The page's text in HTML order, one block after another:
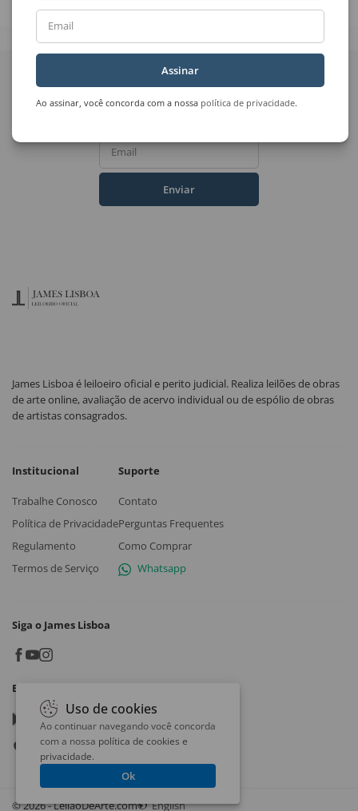
Email
Assinar
Ao assinar, você concorda com a nossa política de privacidade.
Quer receber novidades
do Leilão de Arte?
Email
Enviar
James Lisboa é leiloeiro oficial e perito judicial. Realiza leilões de obras
de arte online, avaliação de acervo individual ou de espólio de obras
de artistas consagrados.
Institucional
Trabalhe Conosco
Política de Privacidade
Regulamento
Termos de Serviço
Suporte
Contato
Perguntas Frequentes
Como Comprar
Whatsapp
Siga o James Lisboa
Baixe o App
Google play
App store
© 2026 - LeilaoDeArte.com English
Uso de cookies
Ao continuar navegando você concorda
com a nossa política de cookies e
privacidade.
Ok